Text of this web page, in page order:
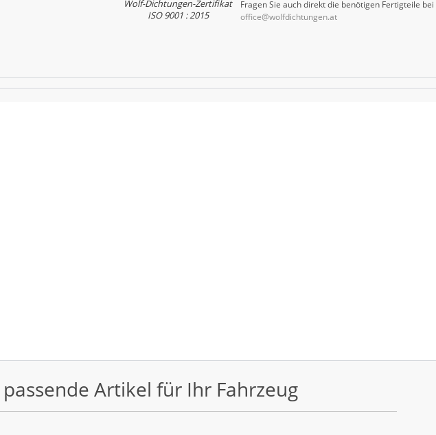
Wolf-Dichtungen-Zertifikat
ISO 9001 : 2015
Fragen Sie auch direkt die benötigen Fertigteile bei
office@wolfdichtungen.at
Artikel für Ihr Fahrzeug